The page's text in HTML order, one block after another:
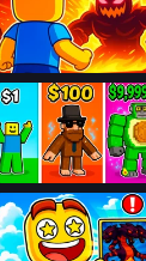
Obby Brainrot Merge